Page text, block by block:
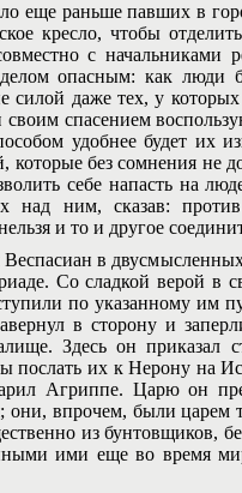
раньше павших в
кресло, чтобы
с
опасным: как люди
силой даже тех, у
спасением
удобнее будет их
которые без сомнения не
себе напасть на
над ним, сказав:
и то и другое
в
Со сладкой верой в
по указанному им
в сторону и
Здесь он
послать их к Нерону на
Агриппе. Царю он
они, впрочем, были
из бунтовщиков,
ими еще во время